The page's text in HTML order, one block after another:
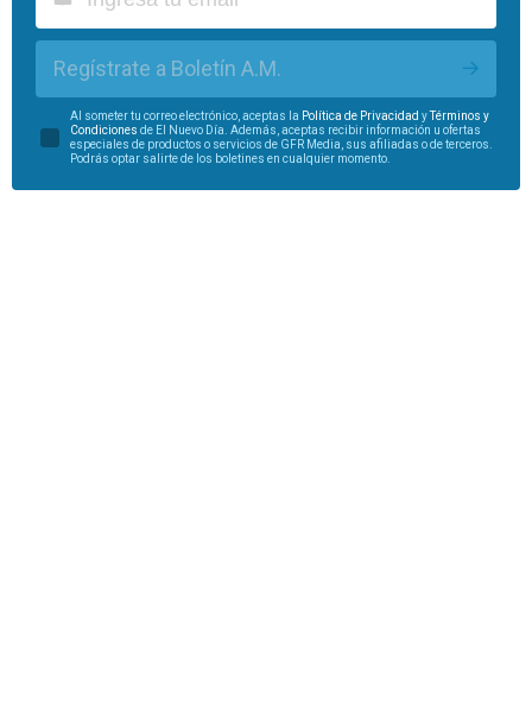
Regístrate a Boletín A.M.
Al someter tu correo electrónico, aceptas la Política de Privacidad yTérminos y
Condiciones de El Nuevo Día. Además, aceptas recibir información u ofertas
especiales de productos o servicios de GFR Media, sus afiliadas o de terceros.
Podrás optar salirte de los boletines en cualquier momento.